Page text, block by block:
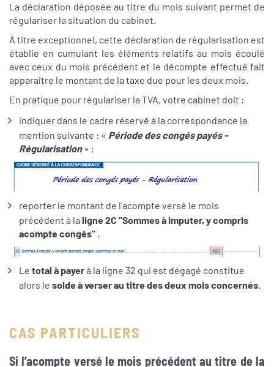
La déclaration déposée au titre du mois suivant permet de
régulariser la situation du cabinet.
À titre exceptionnel, cette déclaration de régularisation est
établie en cumulant les éléments relatifs au mois écoulé
avec ceux du mois précédent et le décompte effectué fait
apparaître le montant de la taxe due pour les deux mois.
En pratique pour régulariser la TVA, votre cabinet doit :
indiquer dans le cadre réservé à la correspondance la
mention suivante : « Période des congés payés -
Régularisation» ;
reporter le montant de l'acompte versé le mois
précédent à la ligne 2C "Sommes à imputer, y compris
acompte congés" .
Le total à payerà la ligne 32 qui est dégagé constitue
alors le solde à verser au titre des deux mois concernés.
CAS PARTICULIERS
Si l’acompte versé le mois précédent au titre de la